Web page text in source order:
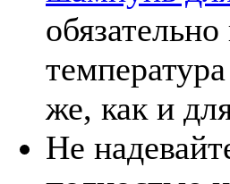
же, как и
Не